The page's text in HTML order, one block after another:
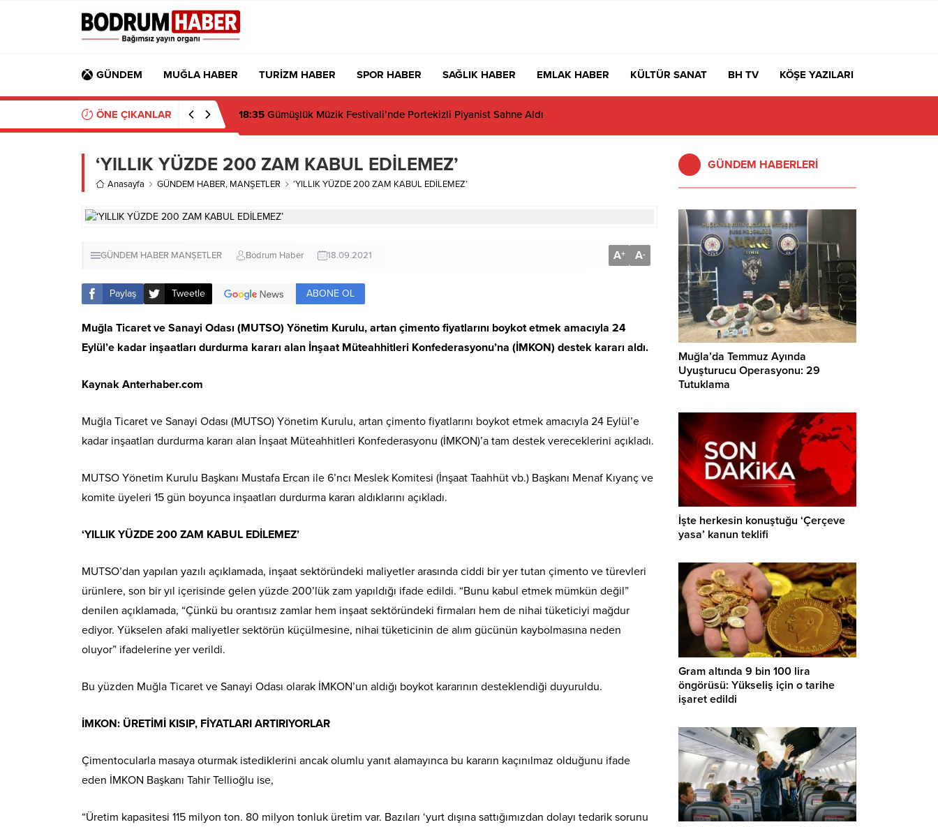
GÜNDEM MUĞLA HABER TURİZM HABER SPOR HABER SAĞLIK HABER EMLAK HABER KÜLTÜR SANAT BH TV KÖŞE YAZILARI
ÖNE ÇIKANLAR 18:32 Muğla’da Temmuz Ayında Uyuşturucu Operasyonu: 29 Tutuklama
‘YILLIK YÜZDE 200 ZAM KABUL EDİLEMEZ’
Anasayfa GÜNDEM HABER, MANŞETLER ‘YILLIK YÜZDE 200 ZAM KABUL EDİLEMEZ’
GÜNDEM HABER MANŞETLER Bodrum Haber 18.09.2021 A+ A-
Paylaş Tweetle ABONE OL
Muğla Ticaret ve Sanayi Odası (MUTSO) Yönetim Kurulu, artan çimento fiyatlarını boykot etmek amacıyla 24
Eylül’e kadar inşaatları durdurma kararı alan İnşaat Müteahhitleri Konfederasyonu’na (İMKON) destek kararı aldı.
Kaynak Anterhaber.com
Muğla Ticaret ve Sanayi Odası (MUTSO) Yönetim Kurulu, artan çimento fiyatlarını boykot etmek amacıyla 24 Eylül’e
kadar inşaatları durdurma kararı alan İnşaat Müteahhitleri Konfederasyonu (İMKON)’a tam destek vereceklerini açıkladı.
MUTSO Yönetim Kurulu Başkanı Mustafa Ercan ile 6’ncı Meslek Komitesi (İnşaat Taahhüt vb.) Başkanı Menaf Kıyanç ve
komite üyeleri 15 gün boyunca inşaatları durdurma kararı aldıklarını açıkladı.
‘YILLIK YÜZDE 200 ZAM KABUL EDİLEMEZ’
MUTSO’dan yapılan yazılı açıklamada, inşaat sektöründeki maliyetler arasında ciddi bir yer tutan çimento ve türevleri
ürünlere, son bir yıl içerisinde gelen yüzde 200’lük zam yapıldığı ifade edildi. “Bunu kabul etmek mümkün değil”
denilen açıklamada, “Çünkü bu orantısız zamlar hem inşaat sektöründeki firmaları hem de nihai tüketiciyi mağdur
ediyor. Yükselen afaki maliyetler sektörün küçülmesine, nihai tüketicinin de alım gücünün kaybolmasına neden
oluyor” ifadelerine yer verildi.
Bu yüzden Muğla Ticaret ve Sanayi Odası olarak İMKON’un aldığı boykot kararının desteklendiği duyuruldu.
İMKON: ÜRETİMİ KISIP, FİYATLARI ARTIRIYORLAR
Çimentocularla masaya oturmak istediklerini ancak olumlu yanıt alamayınca bu kararın kaçınılmaz olduğunu ifade
eden İMKON Başkanı Tahir Tellioğlu ise,
“Üretim kapasitesi 115 milyon ton. 80 milyon tonluk üretim var. Bazıları ‘yurt dışına sattığımızdan dolayı tedarik sorunu
GÜNDEM HABERLERİ
Muğla’da Temmuz Ayında
Uyuşturucu Operasyonu: 29
Tutuklama
İşte herkesin konuştuğu ‘Çerçeve
yasa’ kanun teklifi
Gram altında 9 bin 100 lira
öngörüsü: Yükseliş için o tarihe
işaret edildi